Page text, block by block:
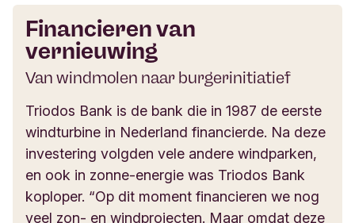
Financieren van
vernieuwing
Van windmolen naar burgerinitiatief
Triodos Bank is de bank die in 1987 de eerste
windturbine in Nederland financierde. Na deze
investering volgden vele andere windparken,
en ook in zonne-energie was Triodos Bank
koploper. “Op dit moment financieren we nog
veel zon- en windprojecten. Maar omdat deze